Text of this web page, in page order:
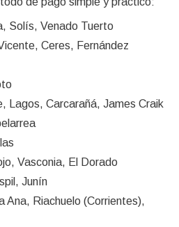
Solís, Venado Tuerto
Ceres, Fernández
Lagos, Carcarañá, James Craik
Vasconia, El Dorado
Junín
Ana, Riachuelo (Corrientes),